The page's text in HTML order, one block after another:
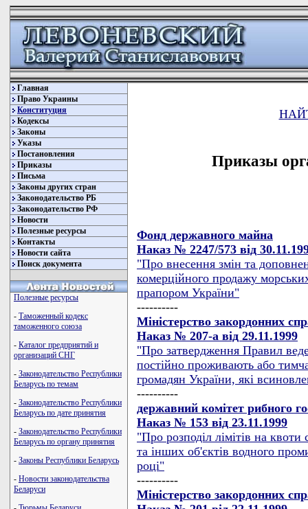
Главная
Право Украины
Конституция
Кодексы
Законы
Указы
Постановления
Приказы
Письма
Законы других стран
Законодательство РБ
Законодательство РФ
Новости
Полезные ресурсы
Контакты
Новости сайта
Поиск документа
Полезные ресурсы
- Таможенный кодекс
таможенного союза
- Каталог предприятий и
организаций СНГ
- Законодательство Республики
Беларусь по темам
- Законодательство Республики
Беларусь по дате принятия
- Законодательство Республики
Беларусь по органу принятия
- Законы Республики Беларусь
- Новости законодательства
Беларуси
Приказы
Фонд державного майна
Наказ № 2247/573 від
"Про внесення змін та
комерційного продажу
прапором України"
----------
Міністерство закордонних
Наказ № 207-а від 29.11.1999
"Про затвердження Правил
постійно проживають або
громадян України, які
----------
державний комітет рибного
Наказ № 153 від 23.11.1999
"Про розподіл лімітів на
та інших об'єктів водного
році"
----------
Міністерство закордонних